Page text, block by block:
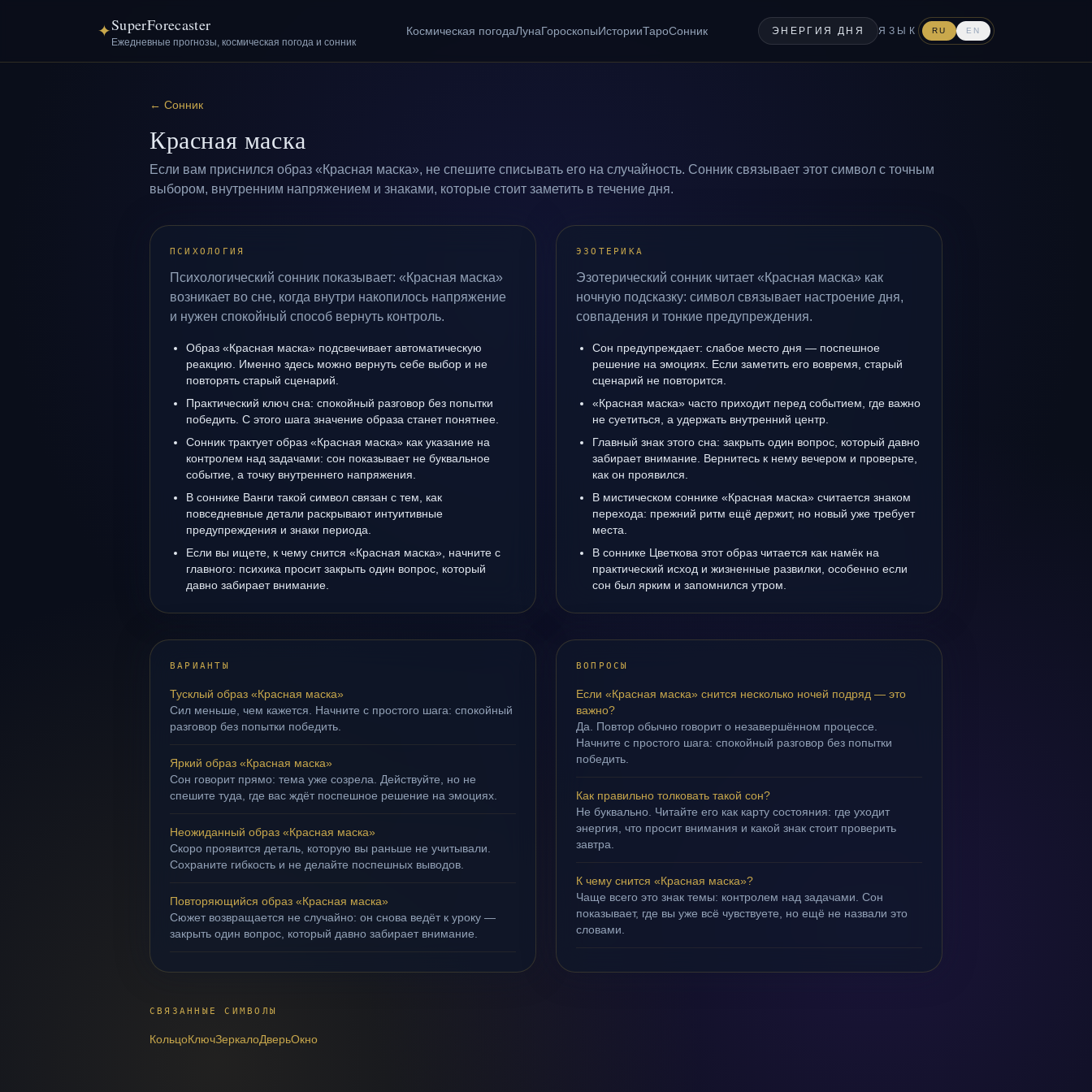
✦SuperForecaster
Ежедневные прогнозы, космическая погода и сонник
Космическая погодаЛунаГороскопыИсторииТароСонник ЭНЕРГИЯ ДНЯ ЯЗЫК RU EN
← Сонник
Красная маска
Если вам приснился образ «Красная маска», не спешите списывать его на случайность. Сонник связывает этот символ с точным
выбором, внутренним напряжением и знаками, которые стоит заметить в течение дня.
ПСИХОЛОГИЯ
Психологический сонник показывает: «Красная маска»
возникает во сне, когда внутри накопилось напряжение
и нужен спокойный способ вернуть контроль.
Образ «Красная маска» подсвечивает автоматическую
реакцию. Именно здесь можно вернуть себе выбор и не
повторять старый сценарий.
Практический ключ сна: спокойный разговор без попытки
победить. С этого шага значение образа станет понятнее.
Сонник трактует образ «Красная маска» как указание на
контролем над задачами: сон показывает не буквальное
событие, а точку внутреннего напряжения.
В соннике Ванги такой символ связан с тем, как
повседневные детали раскрывают интуитивные
предупреждения и знаки периода.
Если вы ищете, к чему снится «Красная маска», начните с
главного: психика просит закрыть один вопрос, который
давно забирает внимание.
ЭЗОТЕРИКА
Эзотерический сонник читает «Красная маска» как
ночную подсказку: символ связывает настроение дня,
совпадения и тонкие предупреждения.
Сон предупреждает: слабое место дня — поспешное
решение на эмоциях. Если заметить его вовремя, старый
сценарий не повторится.
«Красная маска» часто приходит перед событием, где важно
не суетиться, а удержать внутренний центр.
Главный знак этого сна: закрыть один вопрос, который давно
забирает внимание. Вернитесь к нему вечером и проверьте,
как он проявился.
В мистическом соннике «Красная маска» считается знаком
перехода: прежний ритм ещё держит, но новый уже требует
места.
В соннике Цветкова этот образ читается как намёк на
практический исход и жизненные развилки, особенно если
сон был ярким и запомнился утром.
ВАРИАНТЫ
Тусклый образ «Красная маска»
Сил меньше, чем кажется. Начните с простого шага: спокойный
разговор без попытки победить.
Яркий образ «Красная маска»
Сон говорит прямо: тема уже созрела. Действуйте, но не
спешите туда, где вас ждёт поспешное решение на эмоциях.
Неожиданный образ «Красная маска»
Скоро проявится деталь, которую вы раньше не учитывали.
Сохраните гибкость и не делайте поспешных выводов.
Повторяющийся образ «Красная маска»
Сюжет возвращается не случайно: он снова ведёт к уроку —
закрыть один вопрос, который давно забирает внимание.
ВОПРОСЫ
Если «Красная маска» снится несколько ночей подряд — это
важно?
Да. Повтор обычно говорит о незавершённом процессе.
Начните с простого шага: спокойный разговор без попытки
победить.
Как правильно толковать такой сон?
Не буквально. Читайте его как карту состояния: где уходит
энергия, что просит внимания и какой знак стоит проверить
завтра.
К чему снится «Красная маска»?
Чаще всего это знак темы: контролем над задачами. Сон
показывает, где вы уже всё чувствуете, но ещё не назвали это
словами.
СВЯЗАННЫЕ СИМВОЛЫ
КольцоКлючЗеркалоДверьОкно